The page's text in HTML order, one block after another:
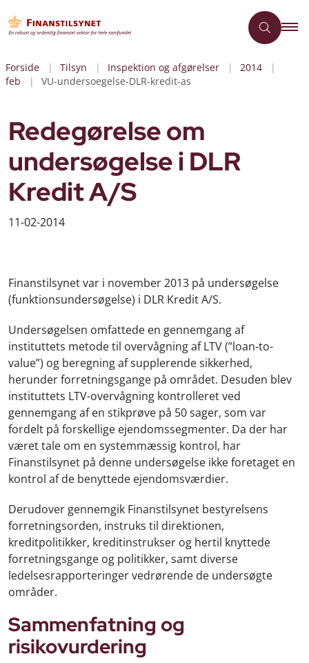
Forside Tilsyn Inspektion og afgørelser
2014
feb
VU-undersoegelse-DLR-kredit-as
Redegørelse om
undersøgelse i DLR
Kredit A/S
11-02-2014
Finanstilsynet var i november 2013 på undersøgelse
(funktionsundersøgelse) i DLR Kredit A/S.
Undersøgelsen omfattede en gennemgang af
instituttets metode til overvågning af LTV (”loan-to-
value”) og beregning af supplerende sikkerhed,
herunder forretningsgange på området. Desuden blev
instituttets LTV-overvågning kontrolleret ved
gennemgang af en stikprøve på 50 sager, som var
fordelt på forskellige ejendomssegmenter. Da der har
været tale om en systemmæssig kontrol, har
Finanstilsynet på denne undersøgelse ikke foretaget en
kontrol af de benyttede ejendomsværdier.
Derudover gennemgik Finanstilsynet bestyrelsens
forretningsorden, instruks til direktionen,
kreditpolitikker, kreditinstrukser og hertil knyttede
forretningsgange og politikker, samt diverse
ledelsesrapporteringer vedrørende de undersøgte
områder.
Sammenfatning og
risikovurdering